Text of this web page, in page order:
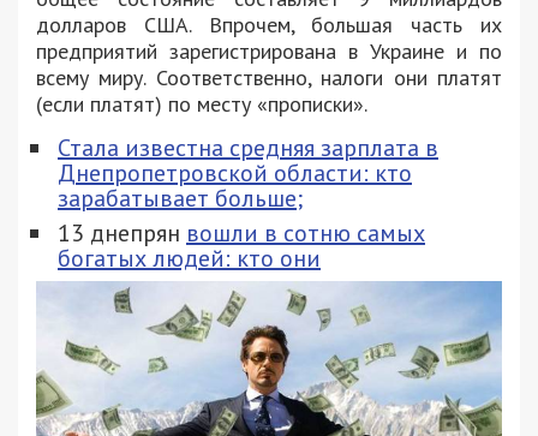
долларов США. Впрочем, большая часть их
предприятий зарегистрирована в Украине и по
всему миру. Соответственно, налоги они платят
(если платят) по месту «прописки».
Стала известна средняя зарплата в
Днепропетровской области: кто
зарабатывает больше;
13 днепрян вошли в сотню самых
богатых людей: кто они